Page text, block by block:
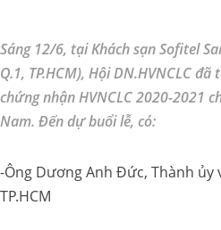
Sáng 12/6, tại Khách sạn Sofitel
Q.1, TP.HCM), Hội DN.HVNCLC
chứng nhận HVNCLC 2020-2021
Nam. Đến dự buổi lễ, có:
-Ông Dương Anh Đức, Thành ủy
TP.HCM